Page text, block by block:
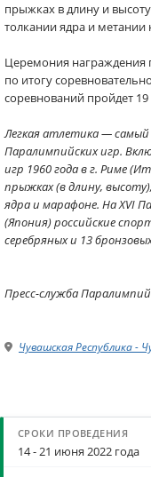
прыжках в длину и
толкании ядра и метании
Церемония награждения
по итогу
соревнований пройдет
Легкая атлетика —
Паралимпийских игр.
игр 1960 года в г. Риме
прыжках (в длину,
ядра и марафоне. На XVI
(Япония) российские
серебряных и 13
Пресс-служба
Чувашская Республика -
14 - 21 июня 2022 года